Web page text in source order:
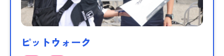
ピットウォーク